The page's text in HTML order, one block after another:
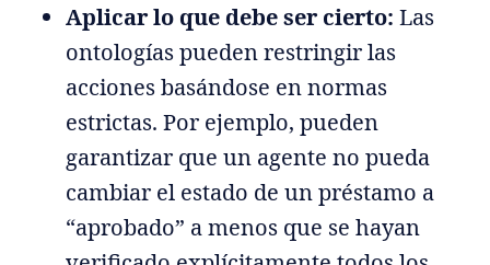
Aplicar lo que debe ser cierto: Las
ontologías pueden restringir las
acciones basándose en normas
estrictas. Por ejemplo, pueden
garantizar que un agente no pueda
cambiar el estado de un préstamo a
“aprobado” a menos que se hayan